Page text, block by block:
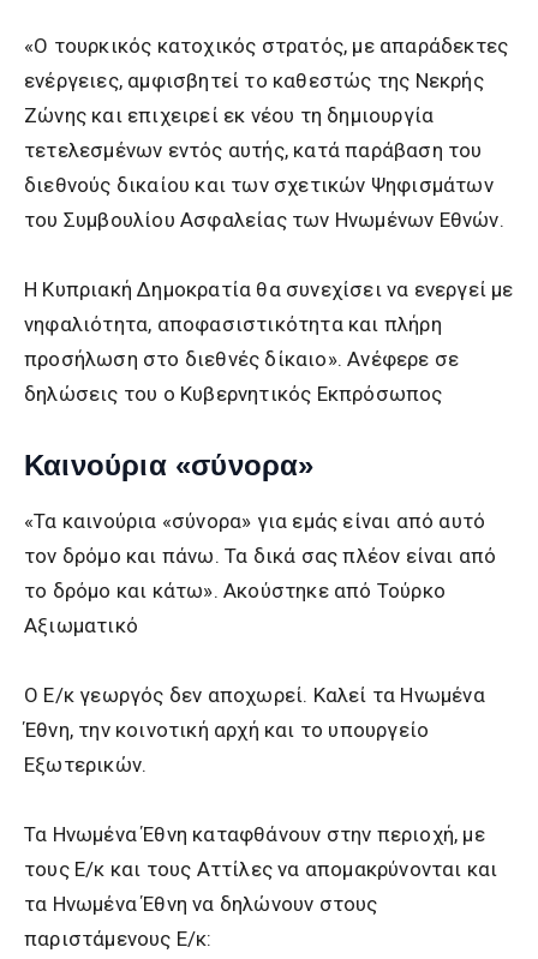
«Ο τουρκικός κατοχικός στρατός, με απαράδεκτες
ενέργειες, αμφισβητεί το καθεστώς της Νεκρής
Ζώνης και επιχειρεί εκ νέου τη δημιουργία
τετελεσμένων εντός αυτής, κατά παράβαση του
διεθνούς δικαίου και των σχετικών Ψηφισμάτων
του Συμβουλίου Ασφαλείας των Ηνωμένων Εθνών.
Η Κυπριακή Δημοκρατία θα συνεχίσει να ενεργεί με
νηφαλιότητα, αποφασιστικότητα και πλήρη
προσήλωση στο διεθνές δίκαιο». Ανέφερε σε
δηλώσεις του ο Κυβερνητικός Εκπρόσωπος
Καινούρια «σύνορα»
«Τα καινούρια «σύνορα» για εμάς είναι από αυτό
τον δρόμο και πάνω. Τα δικά σας πλέον είναι από
το δρόμο και κάτω». Ακούστηκε από Τούρκο
Αξιωματικό
Ο Ε/κ γεωργός δεν αποχωρεί. Καλεί τα Ηνωμένα
Έθνη, την κοινοτική αρχή και το υπουργείο
Εξωτερικών.
Τα Ηνωμένα Έθνη καταφθάνουν στην περιοχή, με
τους Ε/κ και τους Αττίλες να απομακρύνονται και
τα Ηνωμένα Έθνη να δηλώνουν στους
παριστάμενους Ε/κ: